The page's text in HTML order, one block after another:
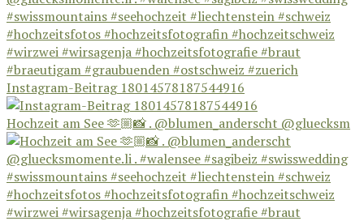
Instagram-Beitrag 18014578187544916
Hochzeit am See 🫶🏼📸 . @blumen_anderscht @gluecksm